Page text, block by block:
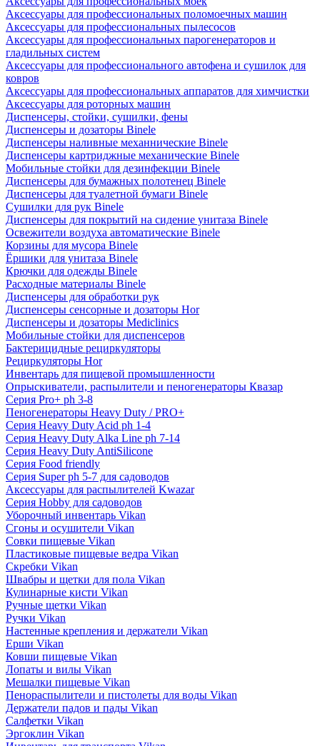
Аксессуары для профессиональных поломоечных машин
Аксессуары для профессиональных пылесосов
Аксессуары для профессиональных парогенераторов и
гладильных систем
Аксессуары для профессионального автофена и сушилок для
ковров
Аксессуары для профессиональных аппаратов для химчистки
Аксессуары для роторных машин
Диспенсеры, стойки, сушилки, фены
Диспенсеры и дозаторы Binele
Диспенсеры наливные механнические Binele
Диспенсеры картриджные механические Binele
Мобильные стойки для дезинфекции Binele
Диспенсеры для бумажных полотенец Binele
Диспенсеры для туалетной бумаги Binele
Сушилки для рук Binele
Диспенсеры для покрытий на сидение унитаза Binele
Освежители воздуха автоматические Binele
Корзины для мусора Binele
Ёршики для унитаза Binele
Крючки для одежды Binele
Расходные материалы Binele
Диспенсеры для обработки рук
Диспенсеры сенсорные и дозаторы Hor
Диспенсеры и дозаторы Mediclinics
Мобильные стойки для диспенсеров
Бактерицидные рециркуляторы
Рециркуляторы Hor
Инвентарь для пищевой промышленности
Опрыскиватели, распылители и пеногенераторы Квазар
Серия Pro+ ph 3-8
Пеногенераторы Heavy Duty / PRO+
Серия Heavy Duty Acid ph 1-4
Серия Heavy Duty Alka Line ph 7-14
Серия Heavy Duty AntiSilicone
Серия Food friendly
Серия Super ph 5-7 для садоводов
Аксессуары для распылителей Kwazar
Серия Hobby для садоводов
Уборочный инвентарь Vikan
Сгоны и осушители Vikan
Совки пищевые Vikan
Пластиковые пищевые ведра Vikan
Скребки Vikan
Швабры и щетки для пола Vikan
Кулинарные кисти Vikan
Ручные щетки Vikan
Ручки Vikan
Настенные крепления и держатели Vikan
Ерши Vikan
Ковши пищевые Vikan
Лопаты и вилы Vikan
Мешалки пищевые Vikan
Пенораспылители и пистолеты для воды Vikan
Держатели падов и пады Vikan
Салфетки Vikan
Эргоклин Vikan